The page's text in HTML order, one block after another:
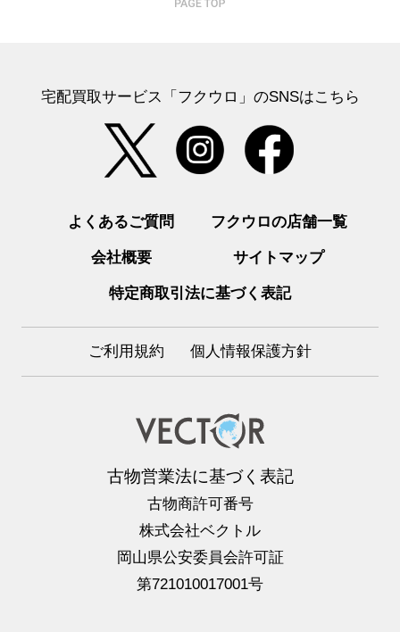
宅配買取サービス「フクウロ」のSNSはこちら
よくあるご質問 フクウロの店舗一覧
会社概要 サイトマップ
特定商取引法に基づく表記
ご利用規約 個人情報保護方針
古物営業法に基づく表記
古物商許可番号
株式会社ベクトル
岡山県公安委員会許可証
第721010017001号